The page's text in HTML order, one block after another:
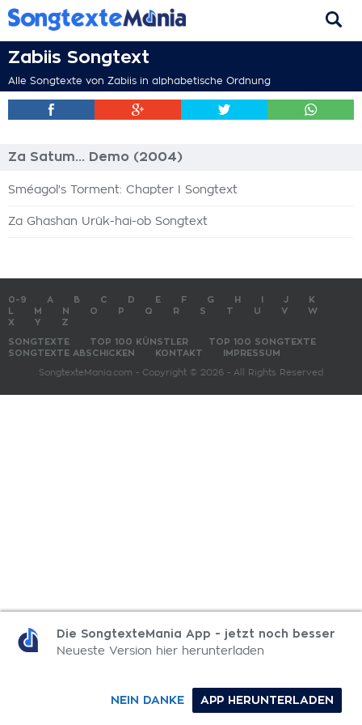
Zabiis Songtext
Alle Songtexte von Zabiis in alphabetische Ordnung
Za Satum... Demo (2004)
Sméagol's Torment: Chapter I Songtext
Za Ghashan Urûk-hai-ob Songtext
0-9 A B C D E F G H J
K
M N O P Q R S T U V
W
X
Y Z
SONGTEXTE TOP 100 KÜNSTLER
TOP 100 SONGTEXTE
SONGTEXTE ABSCHICKEN
KONTAKT IMPRESSUM
SongtexteMania.com - Copyright © 2026 - All Rights Reserved
Die SongtexteMania App - jetzt noch besser
Neueste Version hier herunterladen
APP HERUNTERLADEN
NEIN DANKE